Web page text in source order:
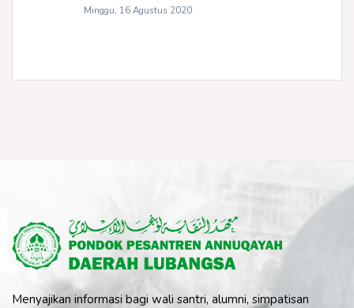
Minggu, 16 Agustus 2020
Menyajikan informasi bagi wali santri, alumni, simpatisan